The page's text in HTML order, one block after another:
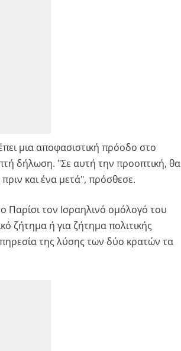
μια αποφασιστική πρόοδο στο
δήλωση. "Σε αυτή την προοπτική, θα
και ένα μετά", πρόσθεσε.
Παρίσι τον Ισραηλινό ομόλογό του
ζήτημα ή για ζήτημα πολιτικής
της λύσης των δύο κρατών τα